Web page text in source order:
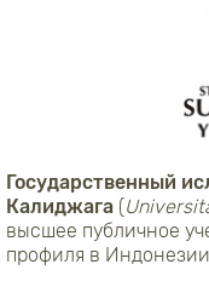
Государственный
Калиджага (
высшее публичное
профиля в